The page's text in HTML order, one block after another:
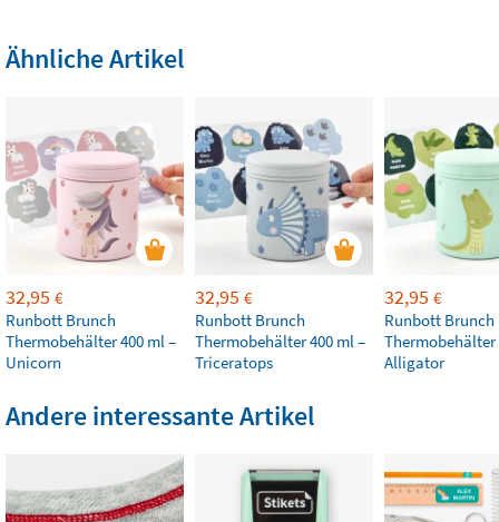
Ähnliche Artikel
32,95 €
Runbott Brunch
Thermobehälter 400 ml –
Unicorn
32,95 €
Runbott Brunch
Thermobehälter 400 ml –
Triceratops
32,95 €
Runbott Brunch
Thermobehälter
Alligator
Andere interessante Artikel